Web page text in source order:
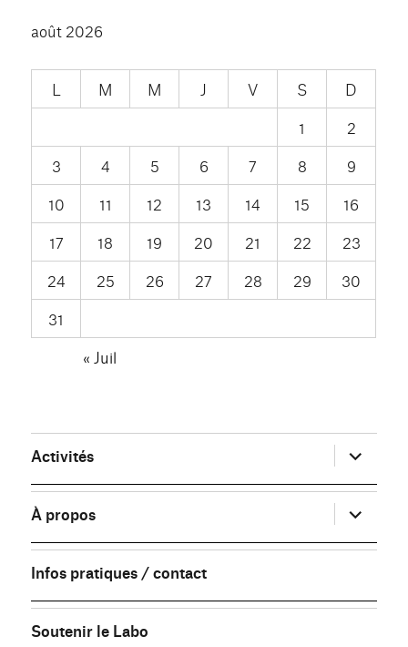
août 2026
L M M J V S
D
1
2
3
4 5 6 7 8
9
10
11 12 13 14 15
16
17
18 19 20 21 22
23
24
25 26 27 28 29
30
31
« Juil
Activités ouvrir
le
sous-
menu
À propos
ouvrir
le
sous-
menu
Infos pratiques / contact
Soutenir le Labo